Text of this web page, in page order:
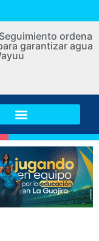
ordena
garantizar agua